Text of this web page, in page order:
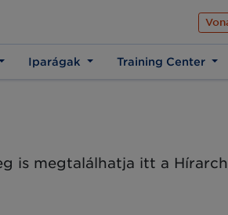
Az üzleti élet közös
Iparágak Training Center
is megtalálhatja itt a